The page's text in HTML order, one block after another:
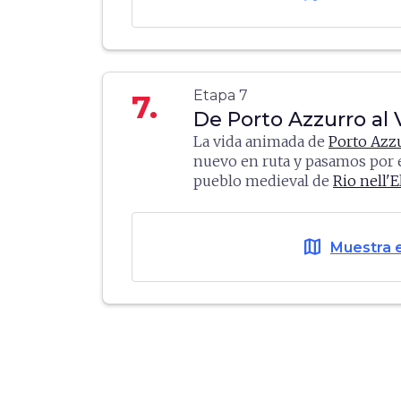
zona minera de
7. Etapa 7
De Porto Azzurro al
La vida animada de Porto
nuevo en ruta y pasamos por
pueblo medieval de Rio
norte, giramos
las curvas cerradas del
feudo del enduro, luego llegó
es plato fuerte para todas las
map Muestra